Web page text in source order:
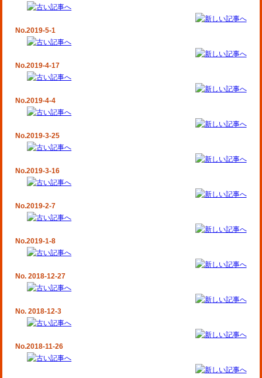
No.2019-5-1
No.2019-4-17
No.2019-4-4
No.2019-3-25
No.2019-3-16
No.2019-2-7
No.2019-1-8
No. 2018-12-27
No. 2018-12-3
No.2018-11-26